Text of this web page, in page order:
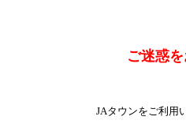
ご迷惑
JAタウンをご利用